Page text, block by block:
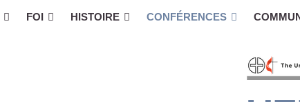
FOI HISTOIRE CONFÉRENCES